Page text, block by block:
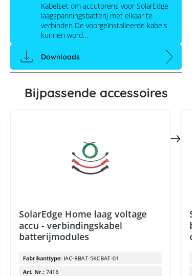
SolarEdge Home accukabelset toren
naar toren
Kabelset om accutorens voor SolarEdge
laagspanningsbatterij met elkaar te
verbinden De voorgeïnstalleerde kabels
kunnen word…
Downloads
Bijpassende accessoires
SolarEdge Home laag voltage
accu - verbindingskabel
batterijmodules
Fabrikanttype: IAC-RBAT-5KCBAT-01
Art. Nr.: 7416